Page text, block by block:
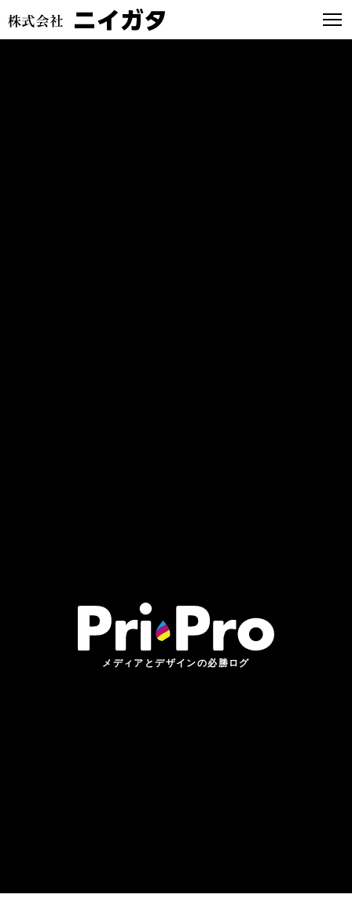
メディアとデザインの必勝ログ